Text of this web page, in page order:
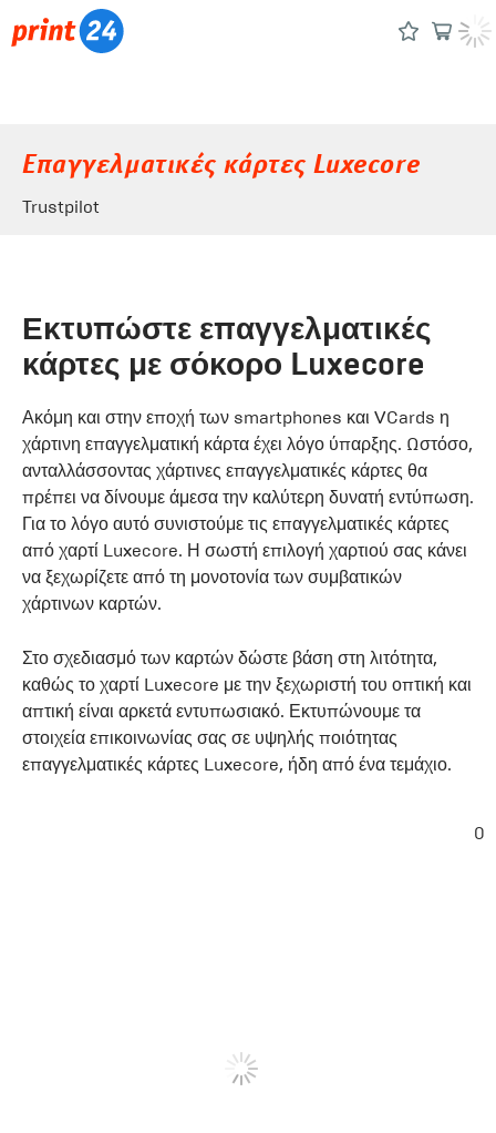
Επαγγελματικές κάρτες Luxecore
Trustpilot
Εκτυπώστε επαγγελματικές
κάρτες με σόκορο Luxecore
Ακόμη και στην εποχή των smartphones και VCards η
χάρτινη επαγγελματική κάρτα έχει λόγο ύπαρξης. Ωστόσο,
ανταλλάσσοντας χάρτινες επαγγελματικές κάρτες θα
πρέπει να δίνουμε άμεσα την καλύτερη δυνατή εντύπωση.
Για το λόγο αυτό συνιστούμε τις επαγγελματικές κάρτες
από χαρτί Luxecore. Η σωστή επιλογή χαρτιού σας κάνει
να ξεχωρίζετε από τη μονοτονία των συμβατικών
χάρτινων καρτών.
Στο σχεδιασμό των καρτών δώστε βάση στη λιτότητα,
καθώς το χαρτί Luxecore με την ξεχωριστή του οπτική και
απτική είναι αρκετά εντυπωσιακό. Εκτυπώνουμε τα
στοιχεία επικοινωνίας σας σε υψηλής ποιότητας
επαγγελματικές κάρτες Luxecore, ήδη από ένα τεμάχιο.
0